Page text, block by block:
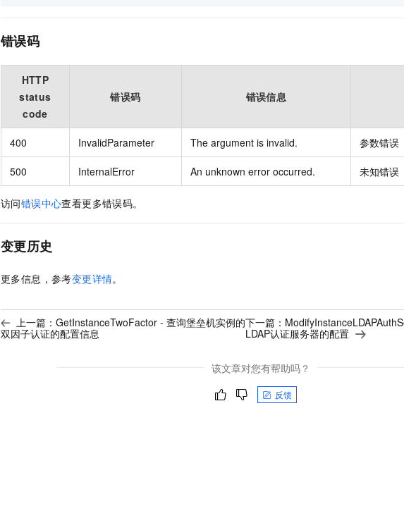
错误码
HTTP
status
code
错误码 错误信息
400 InvalidParameter The argument is invalid. 参数错误
500 InternalError An unknown error occurred. 未知错误
访问错误中心查看更多错误码。
变更历史
更多信息，参考变更详情。
上一篇： GetInstanceTwoFactor - 查询堡垒机实例的
双因子认证的配置信息
下一篇：
LDAP认证服务器的配置
该文章对您有帮助吗？
反馈